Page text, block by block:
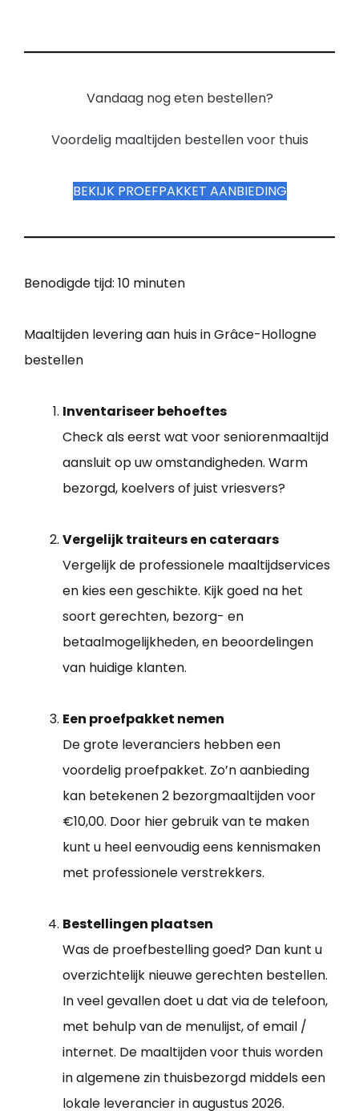
Vandaag nog eten bestellen?
Voordelig maaltijden bestellen voor thuis
BEKIJK PROEFPAKKET AANBIEDING
Benodigde tijd: 10 minuten
Maaltijden levering aan huis in Grâce-Hollogne
bestellen
Inventariseer behoeftes
Check als eerst wat voor seniorenmaaltijd
aansluit op uw omstandigheden. Warm
bezorgd, koelvers of juist vriesvers?
Vergelijk traiteurs en cateraars
Vergelijk de professionele maaltijdservices
en kies een geschikte. Kijk goed na het
soort gerechten, bezorg- en
betaalmogelijkheden, en beoordelingen
van huidige klanten.
Een proefpakket nemen
De grote leveranciers hebben een
voordelig proefpakket. Zo’n aanbieding
kan betekenen 2 bezorgmaaltijden voor
€10,00. Door hier gebruik van te maken
kunt u heel eenvoudig eens kennismaken
met professionele verstrekkers.
Bestellingen plaatsen
Was de proefbestelling goed? Dan kunt u
overzichtelijk nieuwe gerechten bestellen.
In veel gevallen doet u dat via de telefoon,
met behulp van de menulijst, of email /
internet. De maaltijden voor thuis worden
in algemene zin thuisbezorgd middels een
lokale leverancier in augustus 2026.